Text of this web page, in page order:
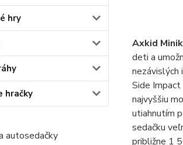
hry
hračky
autosedačky
Axkid
deti a
Side
najvyššiu
utiahnutím
sedačku
približne 1